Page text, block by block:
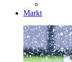
Markt